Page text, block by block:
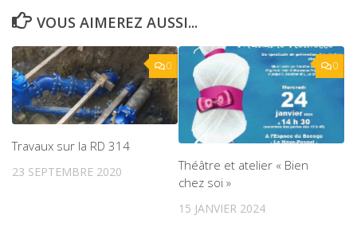
VOUS AIMEREZ AUSSI...
0
Travaux sur la RD 314
23 SEPTEMBRE 2020
0
Théâtre et atelier « Bien
chez soi »
15 JANVIER 2024